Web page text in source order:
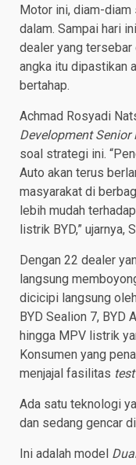
Motor ini, diam-diam
dalam. Sampai hari
dealer yang tersebar
angka itu dipastikan
bertahap.
Achmad Rosyadi
Development Senior
soal strategi ini.
Auto akan terus
masyarakat di
lebih mudah
listrik BYD,”
Dengan 22 dealer
langsung
dicicipi langsung
BYD Sealion 7, BYD
hingga MPV listrik
Konsumen yang
menjajal fasilitas
Ada satu teknologi
dan sedang gencar
Ini adalah model